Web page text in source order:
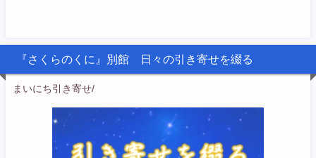
『さくらのくに』別館 日々の引き寄せを綴る
まいにち引き寄せ/